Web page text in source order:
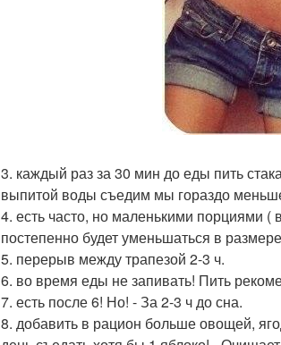
3. каждый раз за 30 мин до еды пить
выпитой воды съедим мы гораздо
4. есть часто, но маленькими порциями (
постепенно будет уменьшаться в
5. перерыв между трапезой 2-3 ч.
6. во время еды не запивать! Пить
7. есть после 6! Но! - За 2-3 ч до сна.
8. добавить в рацион больше овощей,